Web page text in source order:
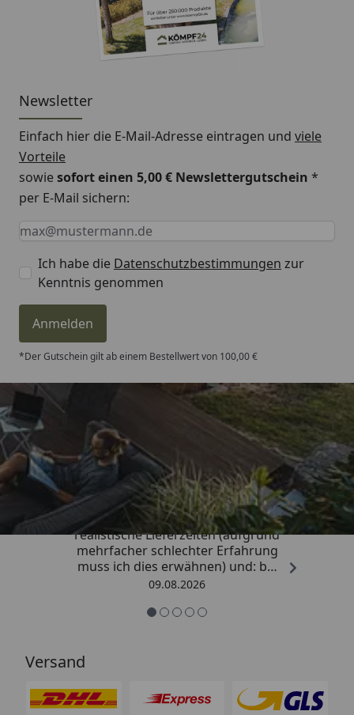
Newsletter
Einfach hier die E-Mail-Adresse eintragen und viele
Vorteile
sowiesofort einen 5,00 € Newslettergutschein *
per E-Mail sichern:
Keine Eingabe erforderlich
Eingabe erforderlich
E-Mail *
Ich habe die Datenschutzbestimmungen zur
Kenntnis genommen
Anmelden
*Der Gutschein gilt ab einem Bestellwert von 100,00 €
Trusted Shops
4,81/ 5
„Sehr gute Qualitäts-Markenware,
realistische Lieferzeiten (aufgrund
mehrfacher schlechter Erfahrung
muss ich dies erwähnen) und: bei
Kritik kommt die Antwort
Menschen mit Verstand und nicht
(auch dass ist leider immer öfter
09.08.2026
Versand